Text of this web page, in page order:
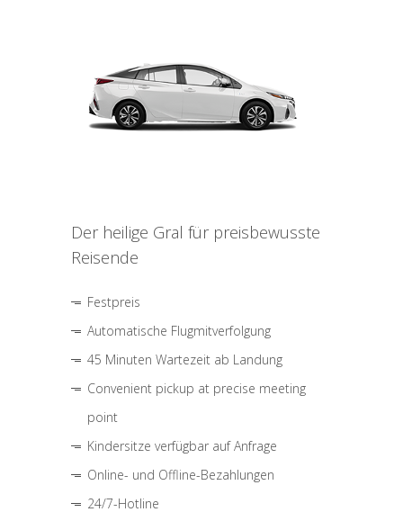
Der heilige Gral für preisbewusste
Reisende
Festpreis
Automatische Flugmitverfolgung
45 Minuten Wartezeit ab Landung
Convenient pickup at precise meeting
point
Kindersitze verfügbar auf Anfrage
Online- und Offline-Bezahlungen
24/7-Hotline